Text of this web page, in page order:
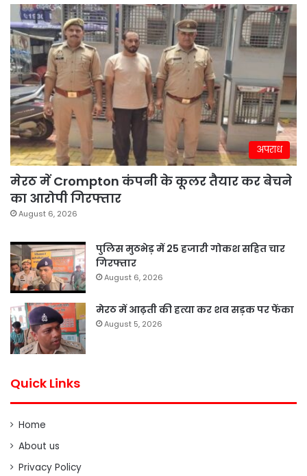
अपराध
मेरठ में Crompton कंपनी के कूलर तैयार कर बेचने
का आरोपी गिरफ्तार
August 6, 2026
पुलिस मुठभेड़ में 25 हजारी गोकश सहित चार
गिरफ्तार
August 6, 2026
मेरठ में आढ़ती की हत्या कर शव सड़क पर फेंका
August 5, 2026
Quick Links
Home
About us
Privacy Policy